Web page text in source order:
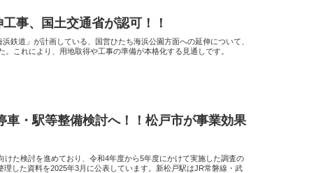
事、国土交通省が認可！！
鉄道」が計画している、国営ひたち海浜公園方面への延伸について、
これにより、用地取得や工事の準備が本格化する見通しです。
車・駅等整備検討へ！！松戸市が事業効果
た検討を進めており、令和4年度から5年度にかけて実施した調査の
した資料を2025年3月に公表しています。新松戸駅はJR常磐線・武